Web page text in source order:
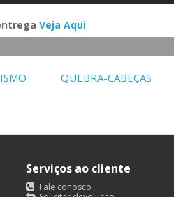
Veja Aqui
QUEBRA-CABEÇAS
Serviços ao cliente
Fale conosco